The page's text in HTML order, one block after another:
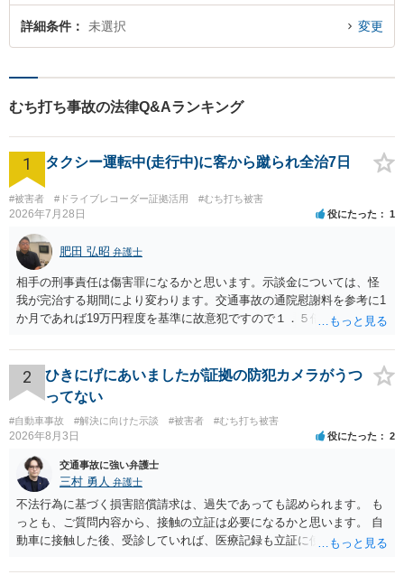
詳細条件 未選択 変更
むち打ち事故の法律Q&Aランキング
1 タクシー運転中(走行中)に客から蹴られ全治7日
#被害者 #ドライブレコーダー証拠活用 #むち打ち被害
2026年7月28日 役にたった 1
肥田 弘昭 弁護士
相手の刑事責任は傷害罪になるかと思います。示談金については、怪
我が完治する期間により変わります。交通事故の通院慰謝料を参考に1
か月であれば19万円程度を基準に故意犯ですので１．５倍か2倍程度す
上がるかと思います。ご参考にしてください。
2
ひきにげにあいましたが証拠の防犯カメラがうつ
ってない
#自動車事故 #解決に向けた示談 #被害者 #むち打ち被害
2026年8月3日 役にたった 2
交通事故に強い弁護士
三村 勇人 弁護士
不法行為に基づく損害賠償請求は、過失であっても認められます。 も
っとも、ご質問内容から、接触の立証は必要になるかと思います。 自
動車に接触した後、受診していれば、医療記録も立証に使えるかと思
士にご相談ください。